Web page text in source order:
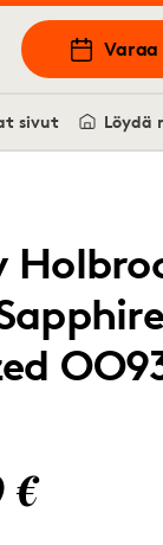
sivut Löydä
€